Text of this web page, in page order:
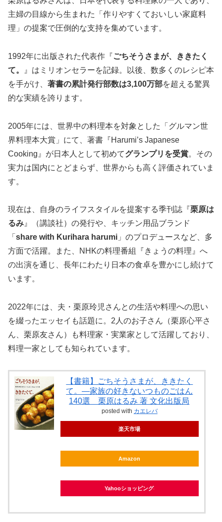
主婦の目線から生まれた「作りやすくておいしい家庭料
理」の提案で圧倒的な支持を集めています。
1992年に出版された代表作『ごちそうさまが、ききたく
て。
』はミリオンセラーを記録。以後、数多くのレシピ本
を手がけ、 著書の累計発行部数は3,100万部を超える驚異
的な実績を誇ります。
2005年には、世界中の料理本を対象とした「グルマン世
界料理本大賞」にて、著書『Harumi’s Japanese
Cooking』が日本人として初めてグランプリを受賞。その
実力は国内にとどまらず、世界からも高く評価されていま
す。
現在は、自身のライフスタイルを提案する季刊誌『 栗原は
るみ』（講談社）の発行や、キッチン用品ブランド
「 share with Kurihara harumi 」のプロデュースなど、多
方面で活躍。また、NHKの料理番組『きょうの料理』へ
の出演を通じ、長年にわたり日本の食卓を豊かにし続けて
います。
2022年には、夫・栗原玲児さんとの生活や料理への思い
を綴ったエッセイも話題に。2人のお子さん（栗原心平さ
ん、栗原友さん）も料理家・実業家として活躍しており、
料理一家としても知られています。
【書籍】ごちそうさまが、ききたく
て。—家族の好きないつものごはん
140選 栗原はるみ 著 文化出版局
posted with カエレバ
楽天市場
Amazon
Yahooショッピング